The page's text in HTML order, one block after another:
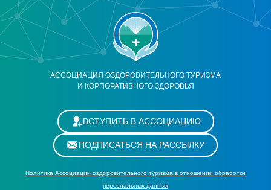
АССОЦИАЦИЯ ОЗДОРОВИТЕЛЬНОГО ТУРИЗМА
И КОРПОРАТИВНОГО ЗДОРОВЬЯ
ВСТУПИТЬ В АССОЦИАЦИЮ
ПОДПИСАТЬСЯ НА РАССЫЛКУ
Политика Ассоциации оздоровительного туризма в отношении обработки
персональных данных